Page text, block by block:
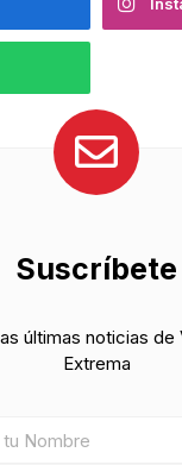
Suscríbete
últimas noticias de
Extrema